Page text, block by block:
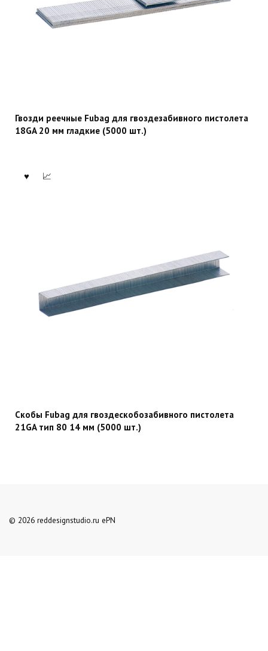
Гвозди реечные Fubag для гвоздезабивного пистолета
18GA 20 мм гладкие (5000 шт.)
Скобы Fubag для гвоздескобозабивного пистолета
21GA тип 80 14 мм (5000 шт.)
© 2026 reddesignstudio.ru ePN